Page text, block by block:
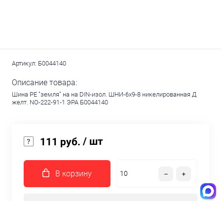
Артикул: Б0044140
Описание товара:
Шина PE "земля" на на DIN-изол. ШНИ-6х9-8 никелированная Д
желт. NO-222-91-1 ЭРА Б0044140
111 руб. / шт
В корзину